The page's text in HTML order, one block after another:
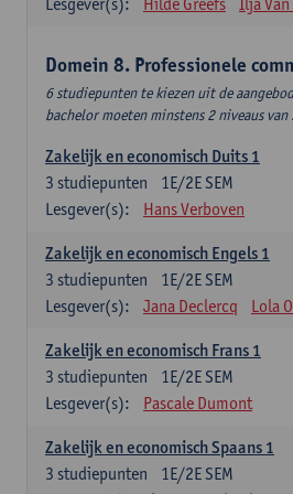
Domein 8. Professionele
6 studiepunten te kiezen uit de
bachelor moeten minstens 2 niveaus
Zakelijk en economisch Duits 1
1E/2E SEM
3 studiepunten
Lesgever(s):
Hans Verboven
Zakelijk en economisch Engels 1
1E/2E SEM
3 studiepunten
Lesgever(s):
Jana Declercq Lola
Zakelijk en economisch Frans 1
1E/2E SEM
3 studiepunten
Lesgever(s):
Pascale Dumont
Zakelijk en economisch Spaans 1
1E/2E SEM
3 studiepunten